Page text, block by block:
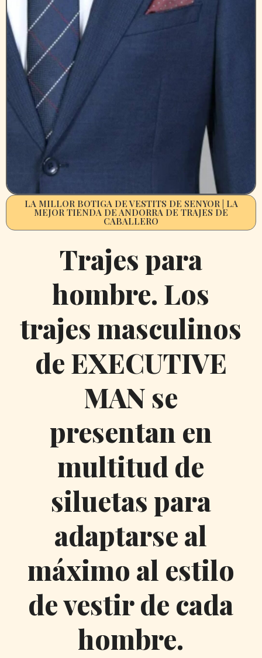
LA MILLOR BOTIGA DE VESTITS DE SENYOR | LA
MEJOR TIENDA DE ANDORRA DE TRAJES DE
CABALLERO
Trajes para
hombre. Los
trajes masculinos
de EXECUTIVE
MAN se
presentan en
multitud de
siluetas para
adaptarse al
máximo al estilo
de vestir de cada
hombre.